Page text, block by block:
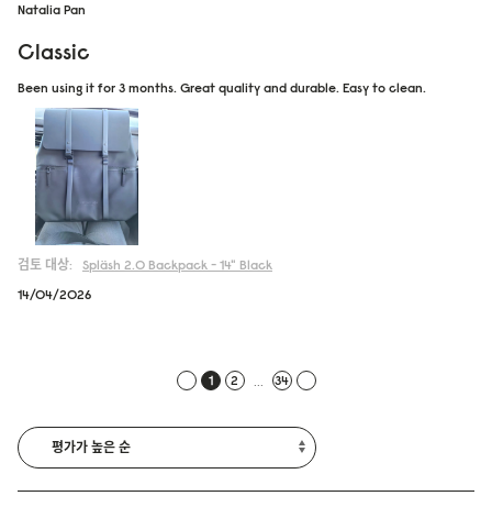
Natalia Pan
Classic
Been using it for 3 months. Great quality and durable. Easy to clean.
검토 대상: Spläsh 2.0 Backpack - 14" Black
14/04/2026
1 2 ... 34